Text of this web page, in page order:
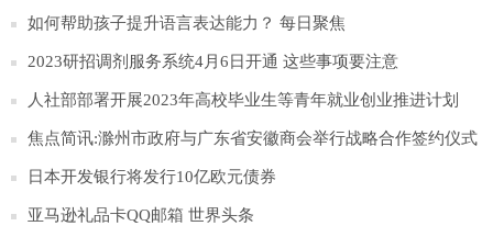
如何帮助孩子提升语言表达能力？ 每日聚焦
2023研招调剂服务系统4月6日开通 这些事项要注意
人社部部署开展2023年高校毕业生等青年就业创业推进计划
焦点简讯:滁州市政府与广东省安徽商会举行战略合作签约仪式
日本开发银行将发行10亿欧元债券
亚马逊礼品卡QQ邮箱 世界头条